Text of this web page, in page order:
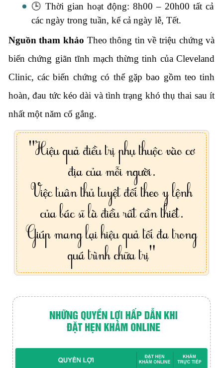
🕒 Thời gian hoạt động: 8h00 – 20h00 tất cả
các ngày trong tuần, kể cả ngày lễ, Tết.
Nguồn tham khảo Theothông tin về triệu chứng và
biến chứng giãn tĩnh mạch thừng tinh của Cleveland
Clinic, các biến chứng có thể gặp bao gồm teo tinh
hoàn, đau tức kéo dài và tình trạng khó thụ thai sau ít
nhất một năm cố gắng.
"Hiệu quả điều trị phụ thuộc vào cơ
địa của mỗi người.
Việc tuân thủ tuyệt đối theo y lệnh
của bác sĩ là điều rất cần thiết.
Giúp mang lại hiệu quả tối đa trong
quá trình chữa trị"